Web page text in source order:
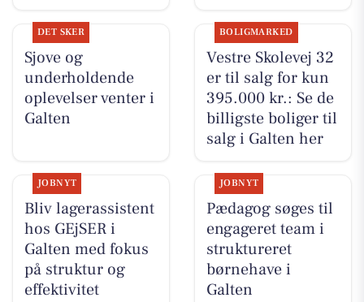
DET SKER
Sjove og
underholdende
oplevelser venter i
Galten
BOLIGMARKED
Vestre Skolevej 32
er til salg for kun
395.000 kr.: Se de
billigste boliger til
salg i Galten her
JOBNYT
Bliv lagerassistent
hos GEjSER i
Galten med fokus
på struktur og
effektivitet
JOBNYT
Pædagog søges til
engageret team i
struktureret
børnehave i
Galten